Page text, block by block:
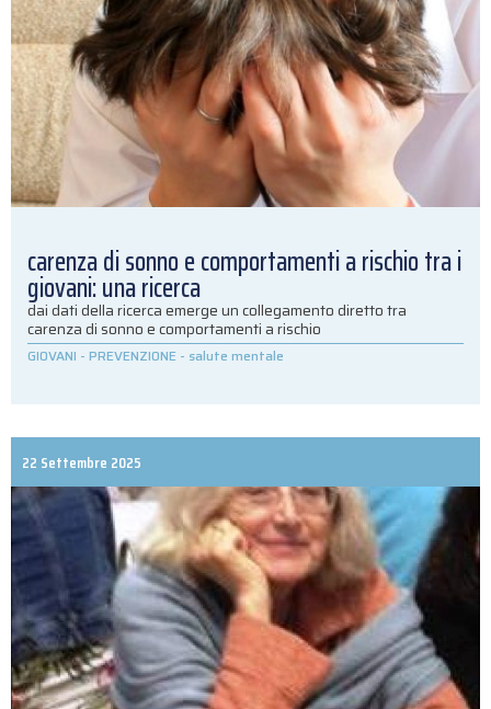
carenza di sonno e comportamenti a rischio tra i
giovani: una ricerca
dai dati della ricerca emerge un collegamento diretto tra
carenza di sonno e comportamenti a rischio
GIOVANI - PREVENZIONE - salute mentale
22 Settembre 2025